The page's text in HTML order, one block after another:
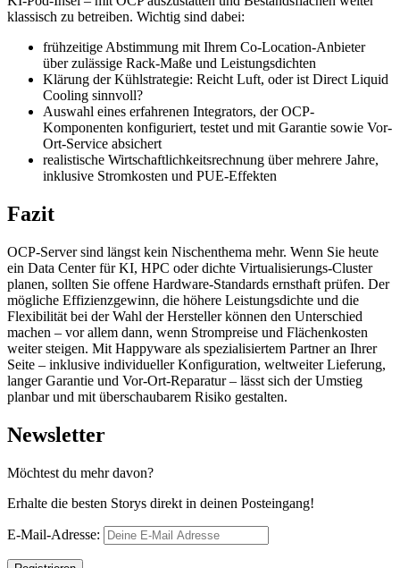
klassisch zu betreiben. Wichtig sind dabei:
frühzeitige Abstimmung mit Ihrem Co-Location-Anbieter
über zulässige Rack-Maße und Leistungsdichten
Klärung der Kühlstrategie: Reicht Luft, oder ist Direct Liquid
Cooling sinnvoll?
Auswahl eines erfahrenen Integrators, der OCP-
Komponenten konfiguriert, testet und mit Garantie sowie Vor-
Ort-Service absichert
realistische Wirtschaftlichkeitsrechnung über mehrere Jahre,
inklusive Stromkosten und PUE-Effekten
Fazit
OCP-Server sind längst kein Nischenthema mehr. Wenn Sie heute
ein Data Center für KI, HPC oder dichte Virtualisierungs-Cluster
planen, sollten Sie offene Hardware-Standards ernsthaft prüfen. Der
mögliche Effizienzgewinn, die höhere Leistungsdichte und die
Flexibilität bei der Wahl der Hersteller können den Unterschied
machen – vor allem dann, wenn Strompreise und Flächenkosten
weiter steigen. Mit Happyware als spezialisiertem Partner an Ihrer
Seite – inklusive individueller Konfiguration, weltweiter Lieferung,
langer Garantie und Vor-Ort-Reparatur – lässt sich der Umstieg
planbar und mit überschaubarem Risiko gestalten.
Newsletter
Möchtest du mehr davon?
Erhalte die besten Storys direkt in deinen Posteingang!
E-Mail-Adresse: